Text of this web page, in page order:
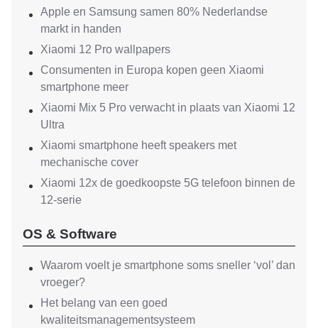
Apple en Samsung samen 80% Nederlandse
markt in handen
Xiaomi 12 Pro wallpapers
Consumenten in Europa kopen geen Xiaomi
smartphone meer
Xiaomi Mix 5 Pro verwacht in plaats van Xiaomi 12
Ultra
Xiaomi smartphone heeft speakers met
mechanische cover
Xiaomi 12x de goedkoopste 5G telefoon binnen de
12-serie
OS & Software
Waarom voelt je smartphone soms sneller ‘vol’ dan
vroeger?
Het belang van een goed
kwaliteitsmanagementsysteem